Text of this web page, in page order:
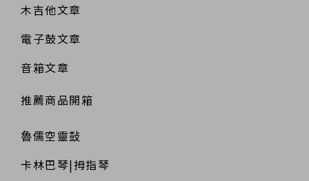
木吉他文章
電子鼓文章
音箱文章
推薦商品開箱
魯儒空靈鼔
卡林巴琴|拇指琴